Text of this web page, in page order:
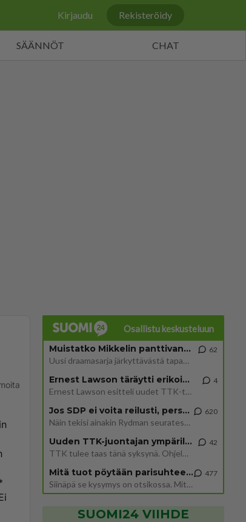
Kirjaudu Rekisteröidy
SÄÄNNÖT CHAT
Osallistu keskusteluun
Muistatko Mikkelin panttivankidraaman?
Uusi draamasarja järkyttävästä tapauksesta on tulossa. Tositapahtumiin perustuva sarja ammentaa vuoden 1986 Mikkelin pan
62
Ernest Lawson täräytti erikoisen heiton TTK-lehdistötilaisuudessa: " Onko tässä tarkoituksena...?"
Ernest Lawson esitteli uudet TTK-tähtioppilaat ja opettajat torstaina 6.8. lehdistölle. Tulevalla kaudella on yksi hausk
4
Jos SDP ei voita reilusti, persut kumoavat demokratian Suomesta
Näin tekisi ainakin Rydman seuratessaan idolinsa Trumpin mallia https://www.is.fi/politiikka/art-2000012187244.html
620
Uuden TTK-juontajan ympärillä epätietoisuus sakenee - Nyt MTV hämmentää soppaa
TTK tulee taas tänä syksynä. Ohjelman uudet tähtioppilaat julkistetaan torstaina 6. elokuuta klo 14 alkavassa lehdistö
42
Mitä tuot pöytään parisuhteessa?
Siinäpä se kysymys on otsikossa. Mitäpä siis tuot/toisit pöytään parisuhteessa? Oletko mies vai nainen? Koetko sen mitä
477
SUOMI24 VIIHDE